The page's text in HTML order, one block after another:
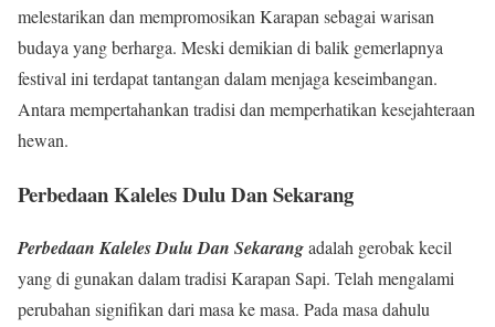
melestarikan dan mempromosikan Karapan sebagai warisan
budaya yang berharga. Meski demikian di balik gemerlapnya
festival ini terdapat tantangan dalam menjaga keseimbangan.
Antara mempertahankan tradisi dan memperhatikan kesejahteraan
hewan.
Perbedaan Kaleles Dulu Dan Sekarang
Perbedaan Kaleles Dulu Dan Sekarangadalah gerobak kecil
yang di gunakan dalam tradisi Karapan Sapi. Telah mengalami
perubahan signifikan dari masa ke masa. Pada masa dahulu